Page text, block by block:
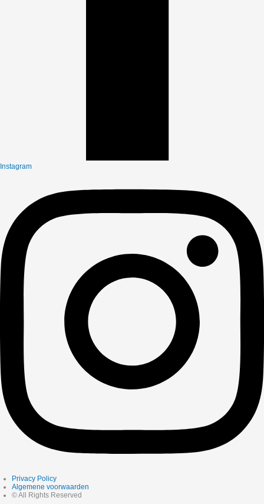
Instagram
Privacy Policy
Algemene voorwaarden
© All Rights Reserved